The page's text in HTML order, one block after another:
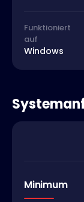
Funktioniert
auf
Windows
Minimum